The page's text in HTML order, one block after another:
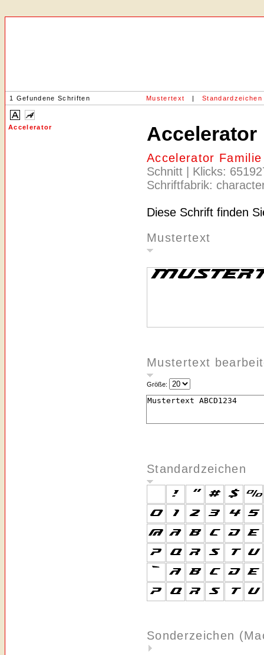
1 Gefundene Schriften Mustertext | Standardzeichen
Accelerator Accelerator
Accelerator
Schnitt | Klicks:
Schriftfabrik:
Diese Schrift finden
Mustertext
Mustertext
Größe:
Standardzeichen
Sonderzeichen